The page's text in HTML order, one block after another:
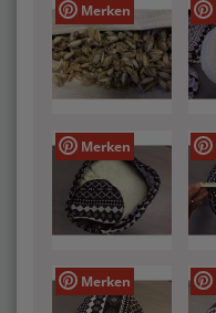
Merken
Merken
Merken